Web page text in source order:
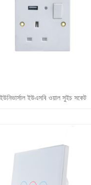
ইউনিভার্সাল ইউএসবি ওয়াল সুইচ সকেট